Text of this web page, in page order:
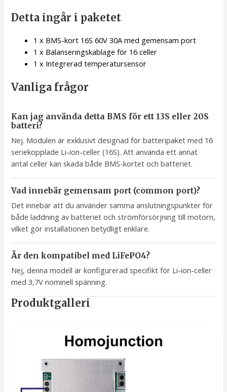
Detta ingår i paketet
1 x BMS-kort 16S 60V 30A med gemensam port
1 x Balanseringskablage för 16 celler
1 x Integrerad temperatursensor
Vanliga frågor
Kan jag använda detta BMS för ett 13S eller 20S
batteri?
Nej. Modulen är exklusivt designad för batteripaket med 16
seriekopplade Li-ion-celler (16S). Att använda ett annat
antal celler kan skada både BMS-kortet och batteriet.
Vad innebär gemensam port (common port)?
Det innebär att du använder samma anslutningspunkter för
både laddning av batteriet och strömförsörjning till motorn,
vilket gör installationen betydligt enklare.
Är den kompatibel med LiFePO4?
Nej, denna modell är konfigurerad specifikt för Li-ion-celler
med 3,7V nominell spänning.
Produktgalleri